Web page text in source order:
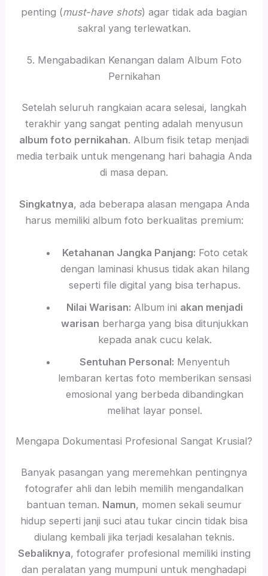
penting (must-have shots) agar tidak ada bagian
sakral yang terlewatkan.
5. Mengabadikan Kenangan dalam Album Foto
Pernikahan
Setelah seluruh rangkaian acara selesai, langkah
terakhir yang sangat penting adalah menyusun
album foto pernikahan. Album fisik tetap menjadi
media terbaik untuk mengenang hari bahagia Anda
di masa depan.
Singkatnya, ada beberapa alasan mengapa Anda
harus memiliki album foto berkualitas premium:
Ketahanan Jangka Panjang: Foto cetak
dengan laminasi khusus tidak akan hilang
seperti file digital yang bisa terhapus.
Nilai Warisan: Album ini akan menjadi
warisan berharga yang bisa ditunjukkan
kepada anak cucu kelak.
Sentuhan Personal: Menyentuh
lembaran kertas foto memberikan sensasi
emosional yang berbeda dibandingkan
melihat layar ponsel.
Mengapa Dokumentasi Profesional Sangat Krusial?
Banyak pasangan yang meremehkan pentingnya
fotografer ahli dan lebih memilih mengandalkan
bantuan teman. Namun, momen sekali seumur
hidup seperti janji suci atau tukar cincin tidak bisa
diulang kembali jika terjadi kesalahan teknis.
Sebaliknya, fotografer profesional memiliki insting
dan peralatan yang mumpuni untuk menghadapi